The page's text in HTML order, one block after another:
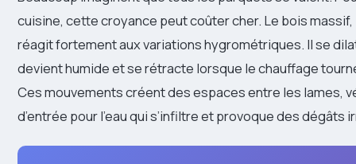
cuisine, cette croyance peut coûter cher. Le bois
réagit fortement aux variations hygrométriques. Il se
devient humide et se rétracte lorsque le chauffage
Ces mouvements créent des espaces entre les lames,
d’entrée pour l’eau qui s’infiltre et provoque des dégâts